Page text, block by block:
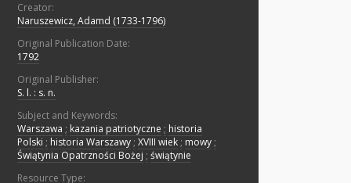
Creator:
Naruszewicz, Adamd (1733-1796)
Original Publication Date:
1792
Original Publisher:
S. l. : s. n.
Subject and Keywords:
Warszawa ; kazania patriotyczne ; historia
Polski ; historia Warszawy ; XVIII wiek ; mowy ;
Świątynia Opatrzności Bożej ; świątynie
Resource Type: